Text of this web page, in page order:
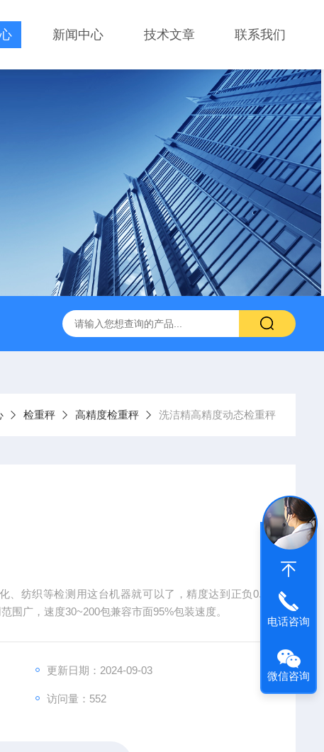
新闻中心 技术文章 联系我们
微量高精度定量给料机 投料机 喂料机 WT200plus高精
检重秤 高精度检重秤 洗洁精高精度动态检重秤
纺织等检测用这台机器就可以了，精度达到正负0.5
围广，速度30~200包兼容市面95%包装速度。
更新日期：2024-09-03
访问量：552
电话咨询
微信咨询